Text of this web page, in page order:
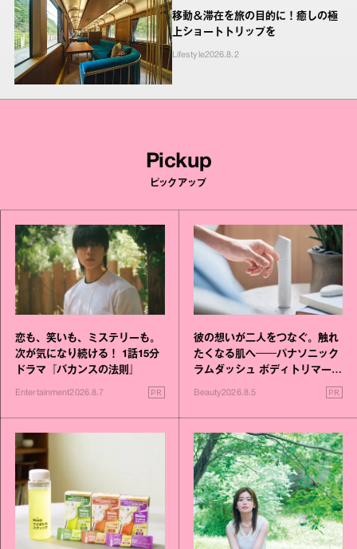
移動＆滞在を旅の目的に！癒しの極
上ショートトリップを
Lifestyle2026.8.2
Pickup
ピックアップ
恋も、笑いも、ミステリーも。
次が気になり続ける！ 1話15分
ドラマ『バカンスの法則』
Entertainment2026.8.7 PR
彼の想いが二人をつなぐ。触れ
たくなる肌へ──パナソニック
ラムダッシュ ボディトリマーが
Beauty2026.8.5 PR